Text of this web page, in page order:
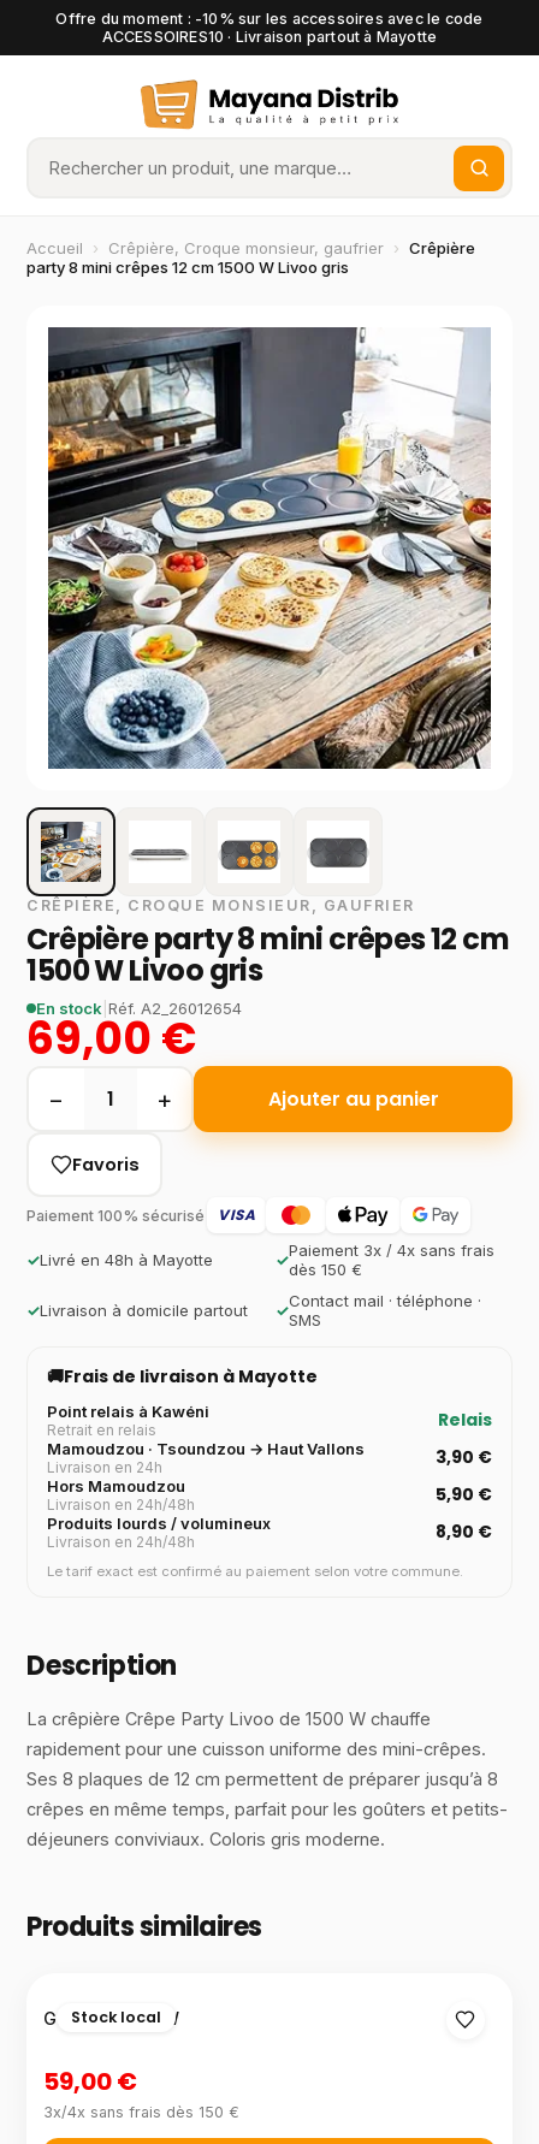
Offre du moment : -10% sur les accessoires avec le code
ACCESSOIRES10 · Livraison partout à Mayotte
Accueil › Crêpière, Croque monsieur, gaufrier › Crêpière
party 8 mini crêpes 12 cm 1500 W Livoo gris
CRÊPIÈRE, CROQUE MONSIEUR, GAUFRIER
Crêpière party 8 mini crêpes 12 cm
1500 W Livoo gris
En stock |Réf.A2_26012654
69,00 €
− 1 + Ajouter au panier
Favoris
Paiement 100% sécurisé VISA
✓Livré en 48h à Mayotte ✓Paiement 3x / 4x sans frais
dès 150 €
✓Livraison à domicile partout ✓Contact mail · téléphone ·
SMS
🚚Frais de livraison à Mayotte
Point relais à Kawéni
Retrait en relais Relais
Mamoudzou · Tsoundzou → Haut Vallons
Livraison en 24h 3,90 €
Hors Mamoudzou
Livraison en 24h/48h 5,90 €
Produits lourds / volumineux
Livraison en 24h/48h 8,90 €
Le tarif exact est confirmé au paiement selon votre commune.
Description
La crêpière Crêpe Party Livoo de 1500 W chauffe
rapidement pour une cuisson uniforme des mini-crêpes.
Ses 8 plaques de 12 cm permettent de préparer jusqu’à 8
crêpes en même temps, parfait pour les goûters et petits-
déjeuners conviviaux. Coloris gris moderne.
Produits similaires
Stock local
Gaufrier 1200 W
59,00 €
3x/4x sans frais dès 150 €